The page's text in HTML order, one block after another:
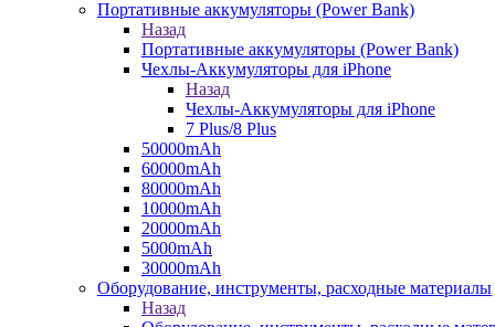
Портативные аккумуляторы (Power Bank)
Назад
Портативные аккумуляторы (Power Bank)
Чехлы-Аккумуляторы для iPhone
Назад
Чехлы-Аккумуляторы для iPhone
7 Plus/8 Plus
50000mAh
60000mAh
80000mAh
10000mAh
20000mAh
5000mAh
30000mAh
Оборудование, инструменты, расходные материалы
Назад